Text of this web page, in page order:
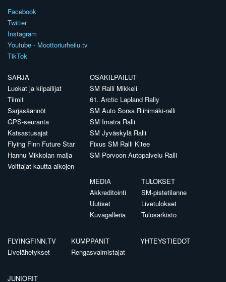
Facebook
Twitter
Instagram
Youtube - Moottoriurheilu.tv
TikTok
SARJA
Luokat ja kilpailijat
Tiimit
Sarjasäännöt
GPS-seuranta
Katsastusajat
Flying Finn Future Star
Hannu Mikkolan malja
Voittajat kautta aikojen
OSAKILPAILUT
SM Ralli Mikkeli
61. Arctic Lapland Rally
SM Auto Sorsa Riihimäki-ralli
SM Imatra Ralli
SM Jyväskylä Ralli
Fixus SM Ralli Kitee
SM Porvoon Autopalvelu Ralli
MEDIA
Akkreditointi
Uutiset
Kuvagalleria
TULOKSET
SM-pistetilanne
Livetulokset
Tulosarkisto
FLYINGFINN.TV
Livelähetykset
KUMPPANIT
Rengasvalmistajat
YHTEYSTIEDOT
JUNIORIT